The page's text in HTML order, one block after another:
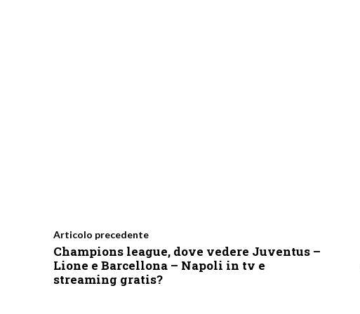
Articolo precedente
Champions league, dove vedere Juventus –
Lione e Barcellona – Napoli in tv e
streaming gratis?